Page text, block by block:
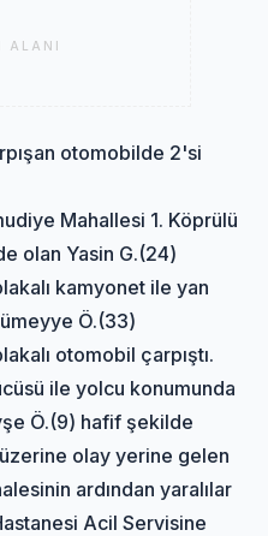
ALANI
otomobilde 2'si
Mahallesi 1. Köprülü
olan Yasin G.(24)
kamyonet ile yan
Ö.(33)
otomobil çarpıştı.
ile yolcu konumunda
Ö.(9) hafif şekilde
olay yerine gelen
ardından yaralılar
Acil Servisine